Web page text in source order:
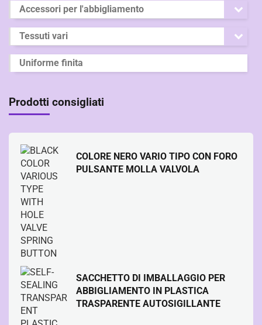
Accessori per l'abbigliamento
Tessuti vari
Uniforme finita
Prodotti consigliati
COLORE NERO VARIO TIPO CON FORO
PULSANTE MOLLA VALVOLA
SACCHETTO DI IMBALLAGGIO PER
ABBIGLIAMENTO IN PLASTICA
TRASPARENTE AUTOSIGILLANTE